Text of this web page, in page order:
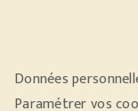
Données
Paramétrer vos